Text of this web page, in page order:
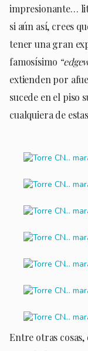
impresionante…
si aún así, crees
tener una gran
famosísimo
extienden por
sucede en el piso
cualquiera de
Entre otras